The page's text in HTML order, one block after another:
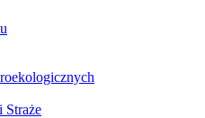
Straże